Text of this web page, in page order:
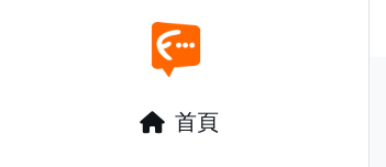
首頁